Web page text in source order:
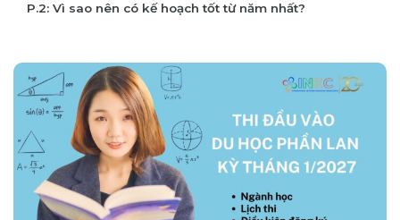
Chia sẻ từ Cát Tường về hành trình học Nursing ở Mỹ –
P.2: Vì sao nên có kế hoạch tốt từ năm nhất?